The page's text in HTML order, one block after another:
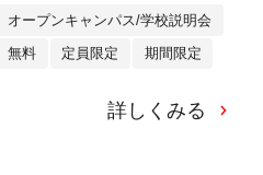
オープンキャンパス/学校説明会
無料 定員限定 期間限定
詳しくみる